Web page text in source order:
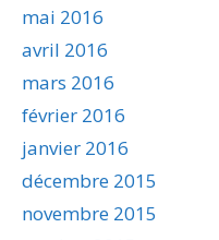
mai 2016
avril 2016
mars 2016
février 2016
janvier 2016
décembre 2015
novembre 2015